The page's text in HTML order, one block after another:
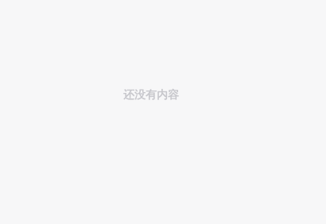
还没有内容